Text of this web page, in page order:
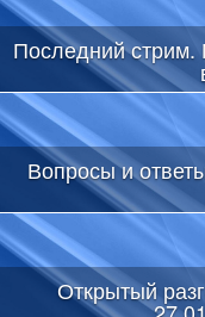
Последний
Вопросы и
Открытый